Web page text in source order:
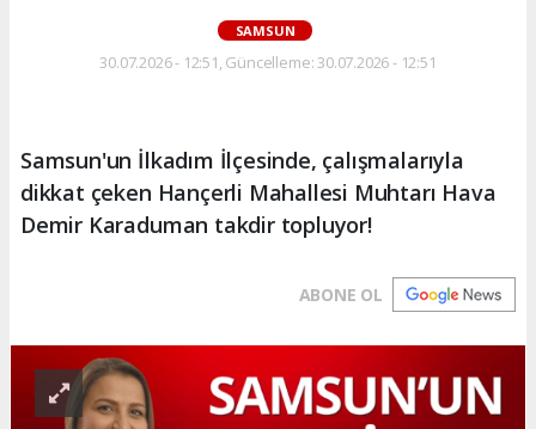
SAMSUN
30.07.2026 - 12:51, Güncelleme: 30.07.2026 - 12:51
Samsun'un İlkadım İlçesinde, çalışmalarıyla
dikkat çeken Hançerli Mahallesi Muhtarı Hava
Demir Karaduman takdir topluyor!
ABONE OL